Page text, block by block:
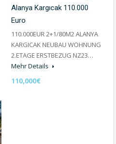
Alanya Kargıcak 110.000
Euro
110.000EUR 2+1/80M2 ALANYA
KARGICAK NEUBAU WOHNUNG
2.ETAGE ERSTBEZUG NZ23…
Mehr Details
110,000€